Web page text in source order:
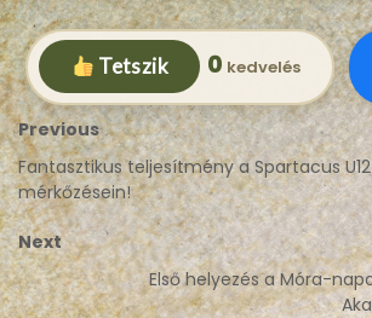
Tetszik 0
Previous
Fantasztikus teljesítmény a Spartacus
mérkőzésein!
Next
Első helyezés a Móra-